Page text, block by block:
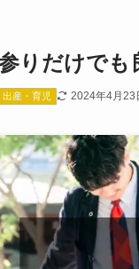
りだけでも
出産・育児 2024年4月23